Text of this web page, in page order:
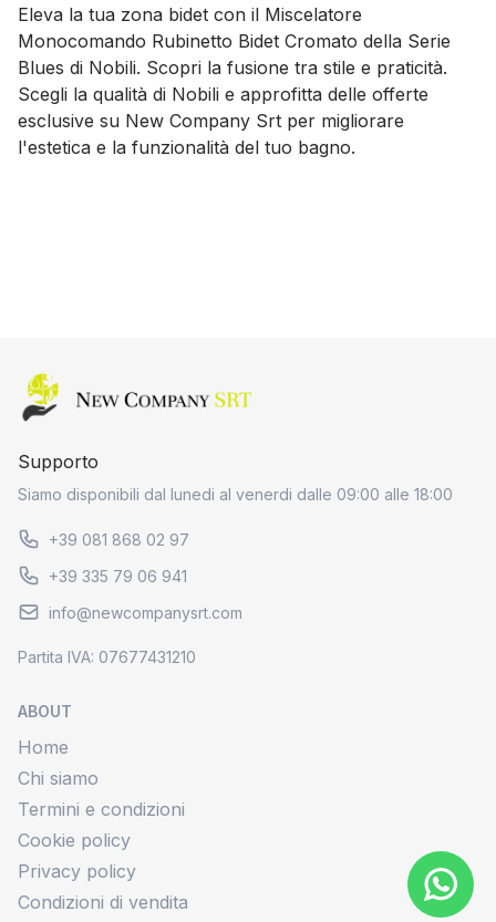
Eleva la tua zona bidet con il Miscelatore
Monocomando Rubinetto Bidet Cromato della Serie
Blues di Nobili. Scopri la fusione tra stile e praticità.
Scegli la qualità di Nobili e approfitta delle offerte
esclusive su New Company Srt per migliorare
l'estetica e la funzionalità del tuo bagno.
Home page
ABOUT
Home
Chi siamo
Termini e condizioni
Cookie policy
Privacy policy
Condizioni di vendita
Supporto
Siamo disponibili dal lunedi al venerdi dalle 09:00 alle 18:00
+39 081 868 02 97
+39 335 79 06 941
info@newcompanysrt.com
Partita IVA: 07677431210